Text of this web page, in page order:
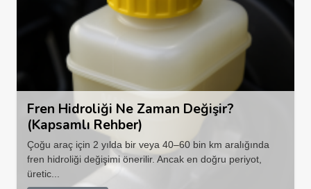
Fren Hidroliği Ne Zaman Değişir?
(Kapsamlı Rehber)
Çoğu araç için 2 yılda bir veya 40–60 bin km aralığında
fren hidroliği değişimi önerilir. Ancak en doğru periyot,
üretic...